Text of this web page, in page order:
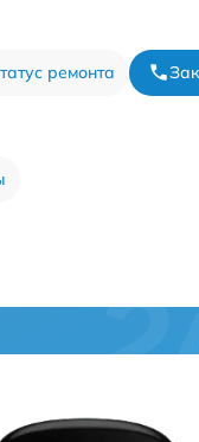
ремонта